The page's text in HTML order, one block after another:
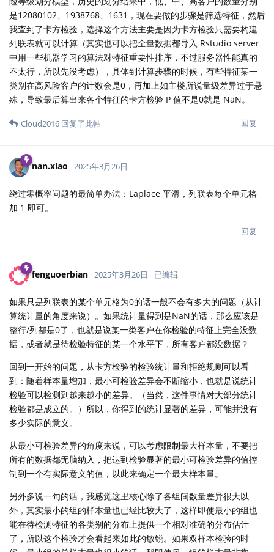
是12080102、1938768、1631，现在要做的步骤是筛选特征，然后
我查到了卡方检验，选择这个方法主要是因为卡方检验只需要构建
列联表就可以计算（其实也可以把全量数据都导入 Rstudio server
中用一些机器学习的算法对特征重要性排序，不过服务器性能真的
不太行，所以先没考虑），具体到计算步骤的时候，有些特征某一
类别在高风险客户的计数会是0，再加上如主楼所说量级差异过于悬
殊，导致最后算出来各个特征的卡方检验 P 值不是0就是 NaN。
回复
Cloud2016 回复了此帖
nan.xiao 2025年3月26日
绕过零概率问题的最简单办法：Laplace 平滑，列联表每个单元格
加 1 即可。
回复
fenguoerbian 2025年3月26日 已编辑
如果只是列联表的某个单元格为0的话一般不会有多大的问题（从计
算统计量的角度来说）。如果统计量得到是NaN的话，那么应该是
整行/列都是0了，也就是说某一类客户在你检验的特征上完全没数
据，或者就是待检验特征的某一个水平下，所有客户都没数据？
回到一开始的问题，从卡方检验的检验统计量和拒绝规则可以看
到：随着样本量增加，最小可检验差异会不断缩小，也就是说统计
检验可以检测到越来越小的差异。（当然，这件事情对大部分统计
检验都是成立的。）所以，你得到的统计显著的差异，可能并没有
多少实际的意义。
从最小可检验差异的角度来说，可以考虑限制最大样本量，不要把
所有的数据都无脑纳入，把达到检验显著的最小可检验差异的值控
制到一个有实际意义的值，以此来确定一个最大样本量。
另外多说一句的话，我感觉这里核心除了各组间数量差异很大以
外，其实最小的组的样本量也已经比较大了，这样即使最小的组也
能在待检测特征的各类别的分布上提供一个相对准确的分布估计
了，所以这个检验才会看起来如此的敏锐。如果双样本检验的时